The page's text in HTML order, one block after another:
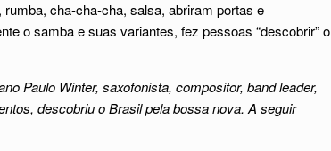
cha-cha-cha, salsa, abriram portas e
o samba e suas variantes, fez pessoas “descobrir” o
Paulo Winter, saxofonista, compositor, band leader,
descobriu o Brasil pela bossa nova. A seguir